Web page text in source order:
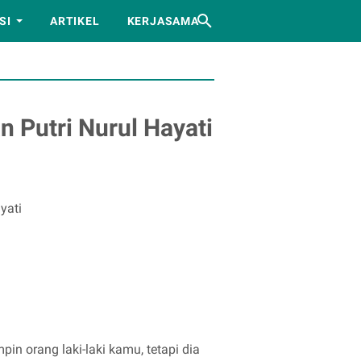
ARTIKEL KERJASAMA
Putri Nurul Hayati
orang laki-laki kamu, tetapi dia